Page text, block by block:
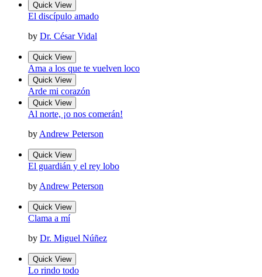
Quick View
El discípulo amado
by Dr. César Vidal
Quick View
Ama a los que te vuelven loco
Quick View
Arde mi corazón
Quick View
Al norte, ¡o nos comerán!
by Andrew Peterson
Quick View
El guardián y el rey lobo
by Andrew Peterson
Quick View
Clama a mí
by Dr. Miguel Núñez
Quick View
Lo rindo todo